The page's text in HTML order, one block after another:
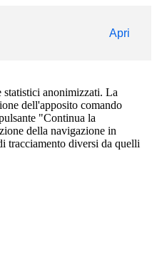
Apri
anonimizzati. La
dell'apposito comando
"Continua la
della navigazione in
tracciamento diversi da quelli